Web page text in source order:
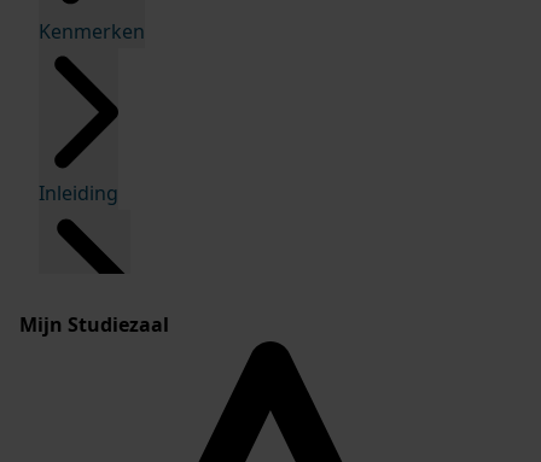
Kenmerken
Inleiding
Mijn Studiezaal